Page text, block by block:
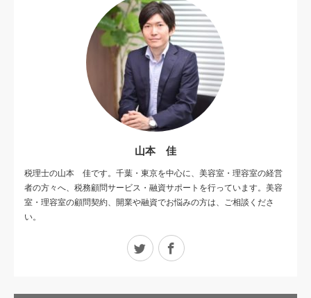
山本 佳
税理士の山本 佳です。千葉・東京を中心に、美容室・理容室の経営
者の方々へ、税務顧問サービス・融資サポートを行っています。美容
室・理容室の顧問契約、開業や融資でお悩みの方は、ご相談くださ
い。
Twitter Facebook